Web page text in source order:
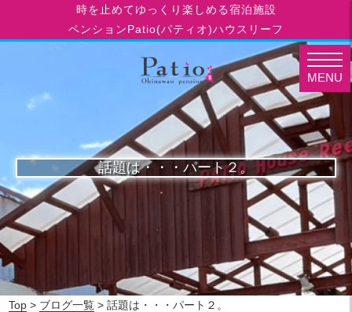
時を止めてゆっくり楽しめる宿泊施設
ペンションPatio(パティオ)ハウスリーフ
話題は・・・パート２。
Top > ブログ一覧 > 話題は・・・パート２。
MENU